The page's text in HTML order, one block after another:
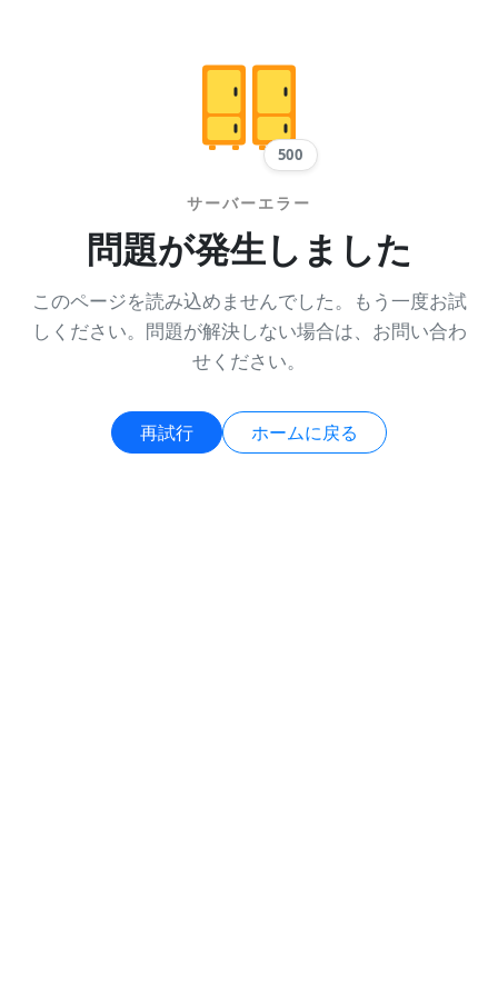
500
サーバーエラー
問題が発生しました
このページを読み込めませんでした。もう一度お試
しください。問題が解決しない場合は、お問い合わ
せください。
再試行 ホームに戻る